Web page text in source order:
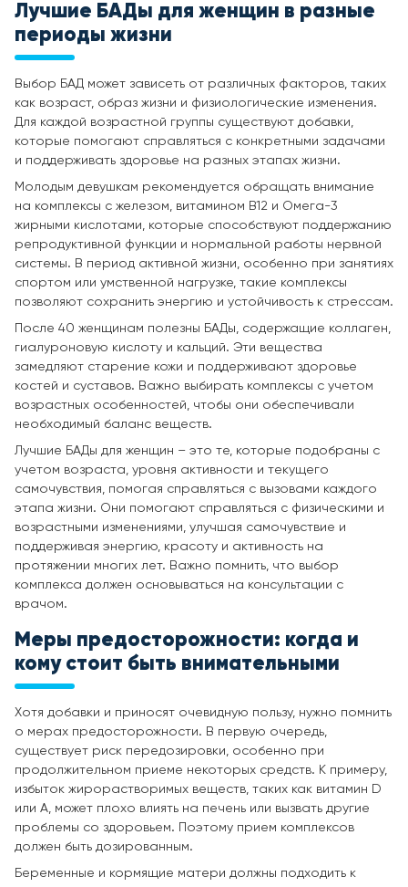
Лучшие БАДы для женщин в разные
периоды жизни
Выбор БАД может зависеть от различных факторов, таких
как возраст, образ жизни и физиологические изменения.
Для каждой возрастной группы существуют добавки,
которые помогают справляться с конкретными задачами
и поддерживать здоровье на разных этапах жизни.
Молодым девушкам рекомендуется обращать внимание
на комплексы с железом, витамином B12 и Омега-3
жирными кислотами, которые способствуют поддержанию
репродуктивной функции и нормальной работы нервной
системы. В период активной жизни, особенно при занятиях
спортом или умственной нагрузке, такие комплексы
позволяют сохранить энергию и устойчивость к стрессам.
После 40 женщинам полезны БАДы, содержащие коллаген,
гиалуроновую кислоту и кальций. Эти вещества
замедляют старение кожи и поддерживают здоровье
костей и суставов. Важно выбирать комплексы с учетом
возрастных особенностей, чтобы они обеспечивали
необходимый баланс веществ.
Лучшие БАДы для женщин – это те, которые подобраны с
учетом возраста, уровня активности и текущего
самочувствия, помогая справляться с вызовами каждого
этапа жизни. Они помогают справляться с физическими и
возрастными изменениями, улучшая самочувствие и
поддерживая энергию, красоту и активность на
протяжении многих лет. Важно помнить, что выбор
комплекса должен основываться на консультации с
врачом.
Меры предосторожности: когда и
кому стоит быть внимательными
Хотя добавки и приносят очевидную пользу, нужно помнить
о мерах предосторожности. В первую очередь,
существует риск передозировки, особенно при
продолжительном приеме некоторых средств. К примеру,
избыток жирорастворимых веществ, таких как витамин D
или А, может плохо влиять на печень или вызвать другие
проблемы со здоровьем. Поэтому прием комплексов
должен быть дозированным.
Беременные и кормящие матери должны подходить к